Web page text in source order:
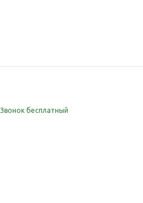
Звонок бесплатный